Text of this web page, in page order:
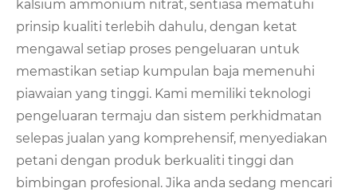
kalsium ammonium nitrat, sentiasa mematuhi
prinsip kualiti terlebih dahulu, dengan ketat
mengawal setiap proses pengeluaran untuk
memastikan setiap kumpulan baja memenuhi
piawaian yang tinggi. Kami memiliki teknologi
pengeluaran termaju dan sistem perkhidmatan
selepas jualan yang komprehensif, menyediakan
petani dengan produk berkualiti tinggi dan
bimbingan profesional. Jika anda sedang mencari